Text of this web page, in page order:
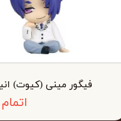
فیگور مینی (کیوت) انیمه